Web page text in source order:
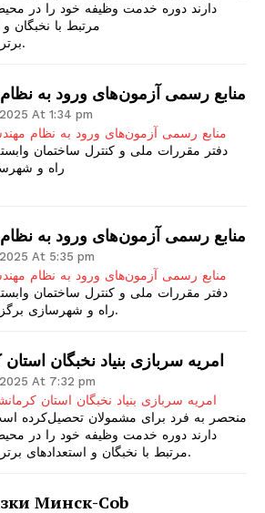
دارند دوره خدمت وظیفه خود را در
مرتبط با نخبگان و
برتر سپری کنند.
منابع رسمی آزمون‌های ورود به
At 1:34 pm
منابع رسمی آزمون‌های ورود به نظام
دفتر مقررات ملی و کنترل ساختمان
راه و
منابع رسمی آزمون‌های ورود به
At 5:35 pm
منابع رسمی آزمون‌های ورود به نظام
دفتر مقررات ملی و کنترل ساختمان
راه و شهرسازی برگزار می‌شوند.
امریه سربازی بنیاد نخبگان
At 7:32 pm
امریه سربازی بنیاد نخبگان استان
منحصر به فرد برای مشمولان تحصیل‌کرده‌
دارند دوره خدمت وظیفه خود را در
مرتبط با نخبگان و استعدادهای برتر سپری کنند.
Минск-Cob